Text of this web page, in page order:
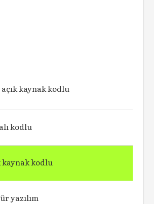
açık kaynak kodlu
kodlu
kaynak kodlu
yazılım